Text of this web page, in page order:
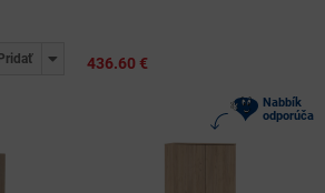
436.60 €
Nabbík
odporúča